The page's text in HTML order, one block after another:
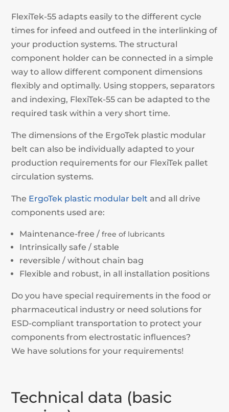
FlexiTek-55 adapts easily to the different cycle
times for infeed and outfeed in the interlinking of
your production systems. The structural
component holder can be connected in a simple
way to allow different component dimensions
flexibly and optimally. Using stoppers, separators
and indexing, FlexiTek-55 can be adapted to the
required task within a very short time.
The dimensions of the ErgoTek plastic modular
belt can also be individually adapted to your
production requirements for our FlexiTek pallet
circulation systems.
The ErgoTek plastic modular belt and all drive
components used are:
Maintenance-free /free of lubricants
Intrinsically safe / stable
reversible / without chain bag
Flexible and robust, in all installation positions
Do you have special requirements in the food or
pharmaceutical industry or need solutions for
ESD-compliant transportation to protect your
components from electrostatic influences?
We have solutions for your requirements!
Technical data (basic